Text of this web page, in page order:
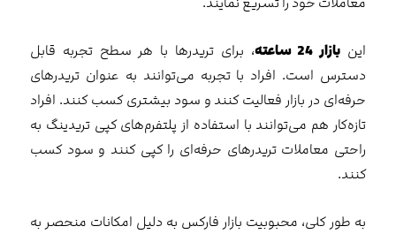
این بازار 24 ساعته
، برای تریدرها با هر سطح تجربه قابل
دسترس است. افراد با تجربه می‌توانند به عنوان تریدرهای
حرفه‌ای در بازار فعالیت کنند و سود بیشتری کسب کنند. افراد
تازه‌کار هم می‌توانند با استفاده از پلتفرم‌های کپی تریدینگ به
راحتی معاملات تریدرهای حرفه‌ای را کپی کنند و سود کسب
کنند.
به طور کلی، محبوبیت بازار فارکس به دلیل امکانات منحصر به